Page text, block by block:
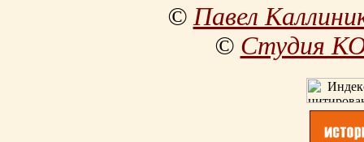
©Павел
© Студия